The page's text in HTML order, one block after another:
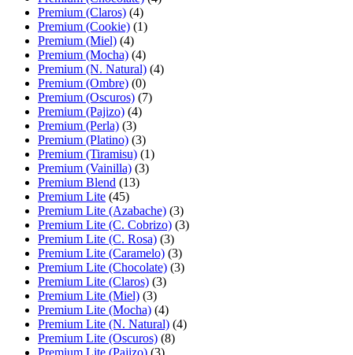
Premium (Claros) (4)
Premium (Cookie) (1)
Premium (Miel) (4)
Premium (Mocha) (4)
Premium (N. Natural) (4)
Premium (Ombre) (0)
Premium (Oscuros) (7)
Premium (Pajizo) (4)
Premium (Perla) (3)
Premium (Platino) (3)
Premium (Tiramisu) (1)
Premium (Vainilla) (3)
Premium Blend (13)
Premium Lite (45)
Premium Lite (Azabache) (3)
Premium Lite (C. Cobrizo) (3)
Premium Lite (C. Rosa) (3)
Premium Lite (Caramelo) (3)
Premium Lite (Chocolate) (3)
Premium Lite (Claros) (3)
Premium Lite (Miel) (3)
Premium Lite (Mocha) (4)
Premium Lite (N. Natural) (4)
Premium Lite (Oscuros) (8)
Premium Lite (Pajizo) (3)